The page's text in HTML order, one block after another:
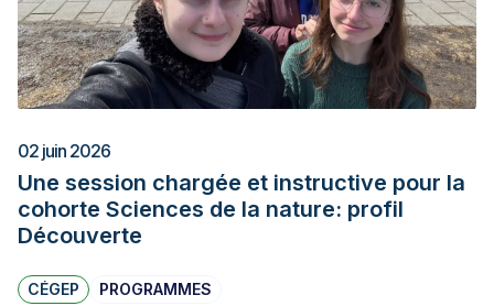
02 juin 2026
Une session chargée et instructive pour la
cohorte Sciences de la nature: profil
Découverte
CÉGEP PROGRAMMES